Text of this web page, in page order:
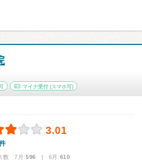
マイナ受付 (スマホ可)
3.01
数 7月:596 | 6月:610